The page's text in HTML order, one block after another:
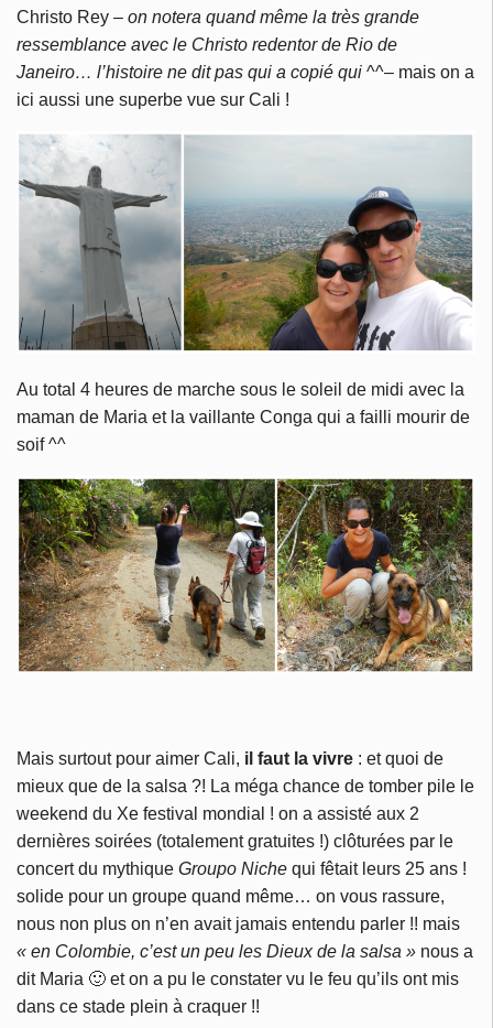
Christo Rey – on notera quand même la très grande
ressemblance avec le Christo redentor de Rio de
Janeiro… l’histoire ne dit pas qui a copié qui ^^– mais on a
ici aussi une superbe vue sur Cali !
Au total 4 heures de marche sous le soleil de midi avec la
maman de Maria et la vaillante Conga qui a failli mourir de
soif ^^
Mais surtout pour aimer Cali, il faut la vivre : et quoi de
mieux que de la salsa ?! La méga chance de tomber pile le
weekend du Xe festival mondial ! on a assisté aux 2
dernières soirées (totalement gratuites !) clôturées par le
concert du mythique Groupo Niche qui fêtait leurs 25 ans !
solide pour un groupe quand même… on vous rassure,
nous non plus on n’en avait jamais entendu parler !! mais
« en Colombie, c’est un peu les Dieux de la salsa » nous a
dit Maria 🙂 et on a pu le constater vu le feu qu’ils ont mis
dans ce stade plein à craquer !!